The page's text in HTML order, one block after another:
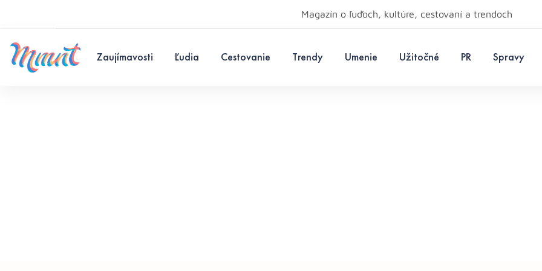
Magazín o ľuďoch, kultúre, cestovaní a trendoch
Zaujímavosti Ľudia Cestovanie Trendy Umenie Užitočné PR Spravy